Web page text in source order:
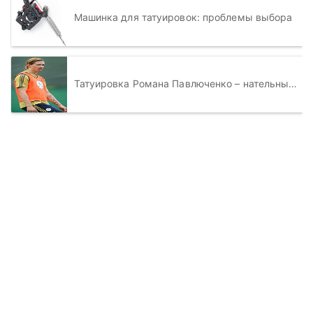
Машинка для татуировок: проблемы выбора
Татуировка Романа Павлюченко – нательные рисунки должны иметь смысл